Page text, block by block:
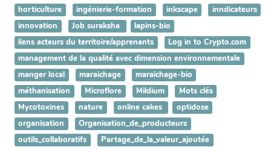
horticulture
ingénierie-formation inkscape
inndicateurs
innovation
Job suraksha
lapins-bio
liens acteurs du territoire/apprenants
Log in to Crypto.com
management de la qualité avec dimension environnementale
manger local
maraichage
maraïchage-bio
méthanisation
Microflore Mildium
Mots clés
Mycotoxines
nature online cakes
optidose
organisation
Organisation_de_producteurs
outils_collaboratifs
Partage_de_la_valeur_ajoutée